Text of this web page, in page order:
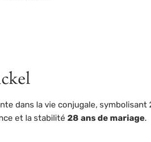
dans la vie conjugale,
et la stabilité 28 ans de mariage.